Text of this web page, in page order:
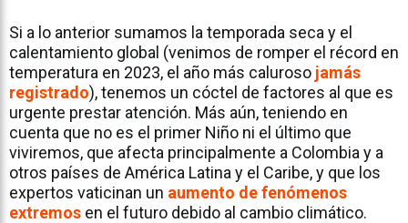
Si a lo anterior sumamos la temporada seca y el
calentamiento global (venimos de romper el récord en
temperatura en 2023, el año más caluroso jamás
registrado), tenemos un cóctel de factores al que es
urgente prestar atención. Más aún, teniendo en
cuenta que no es el primer Niño ni el último que
viviremos, que afecta principalmente a Colombia y a
otros países de América Latina y el Caribe, y que los
expertos vaticinan un aumento de fenómenos
extremos en el futuro debido al cambio climático.